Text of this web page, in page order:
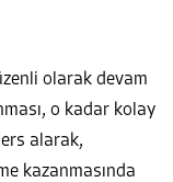
olarak devam
o kadar kolay
alarak,
kazanmasında